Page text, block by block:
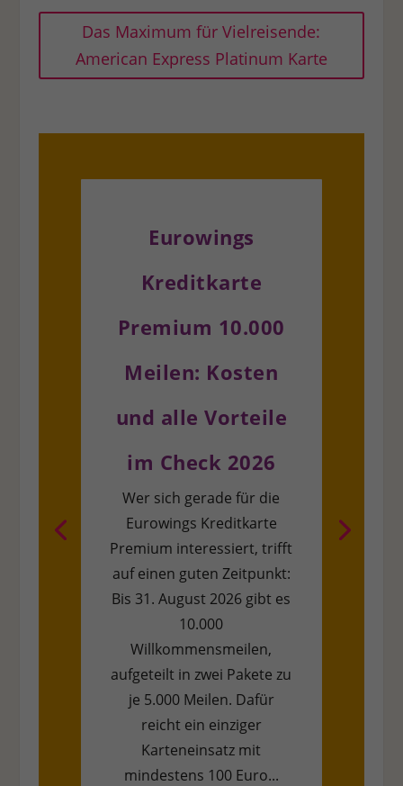
Das Maximum für Vielreisende:
American Express Platinum Karte
Eurowings
Kreditkarte
Premium 10.000
Meilen: Kosten
und alle Vorteile
im Check 2026
Wer sich gerade für die
Eurowings Kreditkarte
Premium interessiert, trifft
auf einen guten Zeitpunkt:
Bis 31. August 2026 gibt es
10.000
Willkommensmeilen,
aufgeteilt in zwei Pakete zu
je 5.000 Meilen. Dafür
reicht ein einziger
Karteneinsatz mit
mindestens 100 Euro...
Verwendung Ihrer Daten finden Sie in unserer
besteht keine Verpflichtung, der Verarbeitung Ihrer Daten
individueller Einstellungen möglicherweise nicht alle
zur Verfügung stehen.
Informationen anzeigen lassen und so nur bestimmte Cookies
Datenschutzeinstellungen
Essenzielle Cookies ermöglichen grundlegende Funktionen und sind für die
Funktion der Website erforderlich.
Statistik Cookies erfassen Informationen anonym. Diese Informationen
Cookie-Informationen anzeigen
Externe Medien (7)
Inhalte von Videoplattformen und Social-Media-Plattformen werden
blockiert. Wenn Cookies von externen Medien akzeptiert werden, bedarf
diese Inhalte keiner manuellen Einwilligung mehr.
Cookie-Informationen anzeigen